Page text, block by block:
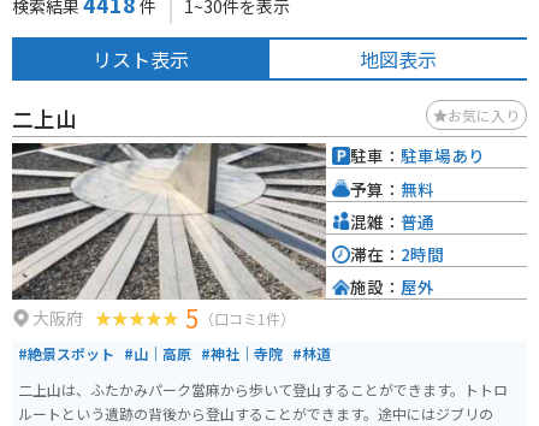
検索結果
件 1~30件を表示
リスト表示 地図表示
二上山 お気に入り
大阪府 5 （口コミ1件）
#絶景スポット #山｜高原 #神社｜寺院 #林道
二上山は、ふたかみパーク當麻から歩いて登山することができます。トトロ
ルートという遺跡の背後から登山することができます。途中にはジブリの
駐車： 駐車場あり
予算： 無料
混雑： 普通
滞在： 2時間
施設： 屋外